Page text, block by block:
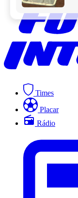
Times
Placar
Rádio